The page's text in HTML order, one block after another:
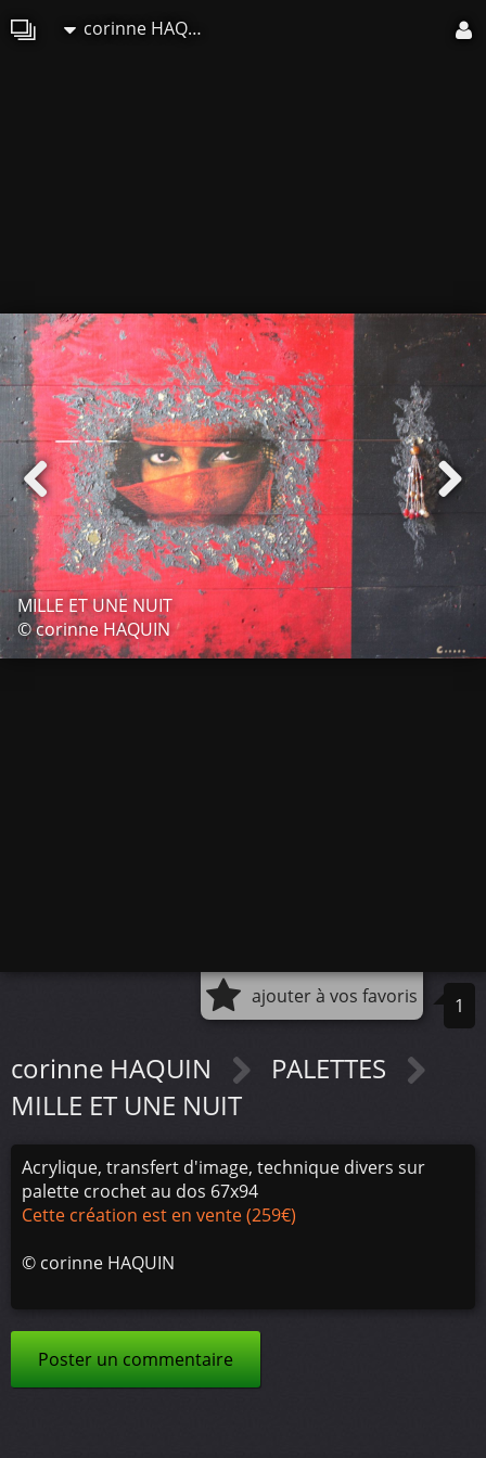
corinne HAQUIN
MILLE ET UNE NUIT
© corinne HAQUIN
ajouter à vos favoris 1
corinne HAQUIN
PALETTES
MILLE ET UNE NUIT
Acrylique, transfert d'image, technique divers sur
palette crochet au dos 67x94
Cette création est en vente (259€)
© corinne HAQUIN
Poster un commentaire